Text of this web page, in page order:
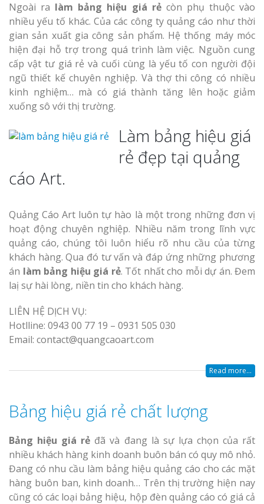
Ngoài ra làm bảng hiệu giá rẻcòn phụ thuộc vào
nhiều yếu tố khác. Của các công ty quảng cáo như thời
gian sản xuất gia công sản phẩm. Hệ thống máy móc
hiện đại hỗ trợ trong quá trình làm việc. Nguồn cung
cấp vật tư giá rẻ và cuối cùng là yếu tố con người đội
ngũ thiết kế chuyên nghiệp. Và thợ thi công có nhiều
kinh nghiệm… mà có giá thành tăng lên hoặc giảm
xuống sô với thị trường.
Làm bảng hiệu giá
rẻ đẹp tại quảng
cáo Art.
Quảng Cáo Art luôn tự hào là một trong những đơn vị
hoạt động chuyên nghiệp. Nhiều năm trong lĩnh vực
quảng cáo, chúng tôi luôn hiểu rõ nhu cầu của từng
khách hàng. Qua đó tư vấn và đáp ứng những phương
án làm bảng hiệu giá rẻ. Tốt nhất cho mỗi dự án. Đem
laị sự hài lòng, niền tin cho khách hàng.
LIÊN HỆ DỊCH VỤ:
Hotlline: 0943 00 77 19 – 0931 505 030
Email: contact@quangcaoart.com
Read more...
Bảng hiệu giá rẻ chất lượng
Bảng hiệu giá rẻ đã và đang là sự lựa chọn của rất
nhiều khách hàng kinh doanh buôn bán có quy mô nhỏ.
Đang có nhu cầu làm bảng hiệu quảng cáo cho các mặt
hàng buôn ban, kinh doanh… Trên thị trường hiện nay
cũng có các loại bảng hiệu, hộp đèn quảng cáo có giá cả